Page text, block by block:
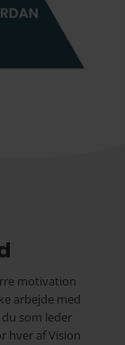
motivation
arbejde med
som leder
hver af Vision